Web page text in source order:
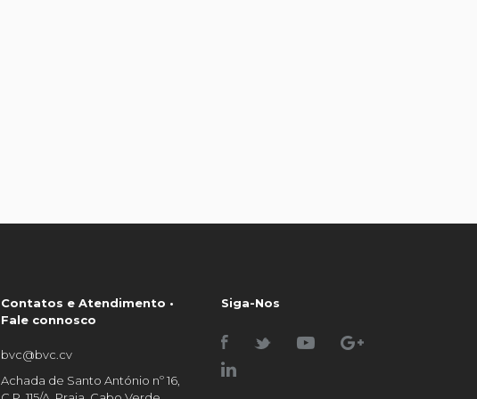
Contatos e Atendimento •
Fale connosco
bvc@bvc.cv
Achada de Santo António nº 16,
Siga-Nos